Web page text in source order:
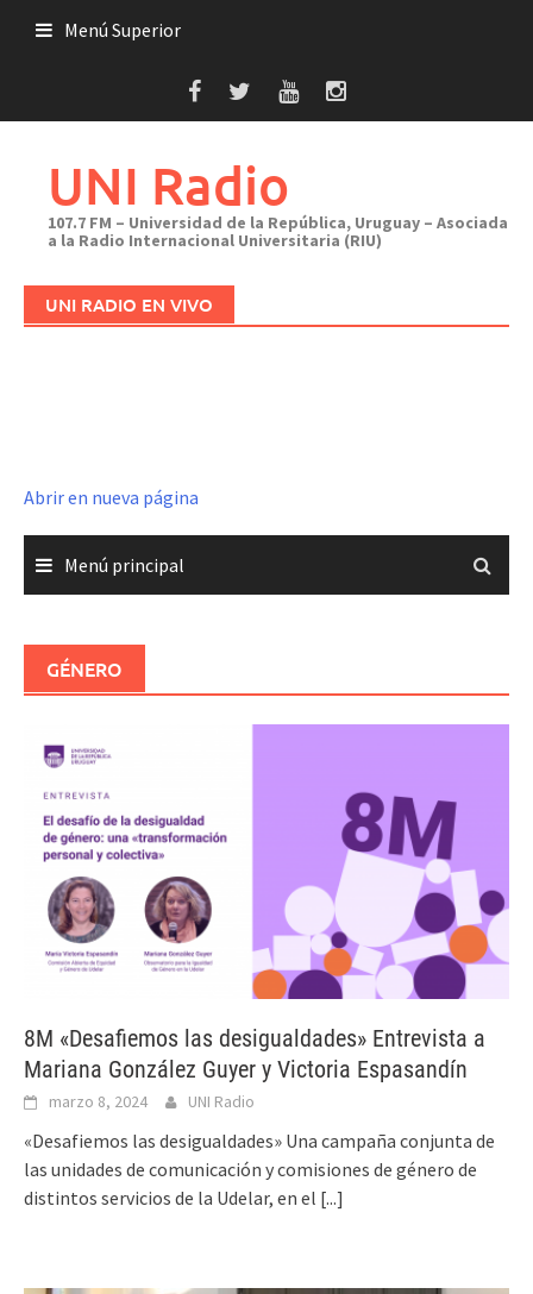
Menú Superior
UNI Radio
107.7 FM – Universidad de la República, Uruguay – Asociada
a la Radio Internacional Universitaria (RIU)
UNI RADIO EN VIVO
Abrir en nueva página
Menú principal
GÉNERO
8M «Desafiemos las desigualdades» Entrevista a
Mariana González Guyer y Victoria Espasandín
marzo 8, 2024 UNI Radio
«Desafiemos las desigualdades» Una campaña conjunta de
las unidades de comunicación y comisiones de género de
distintos servicios de la Udelar, en el [...]